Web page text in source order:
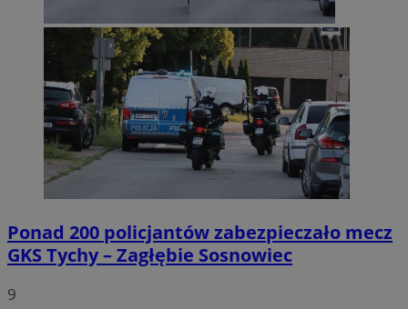
Ponad 200 policjantów zabezpieczało mecz
GKS Tychy – Zagłębie Sosnowiec
9